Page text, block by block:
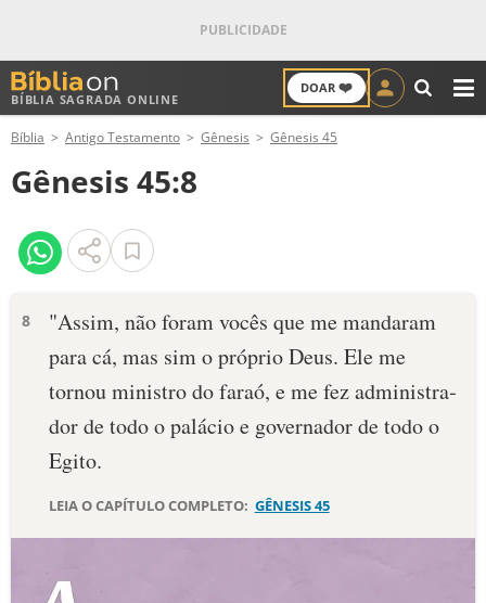
BÍBLIA SAGRADA ONLINE
DOAR ❤️
ANTIGO TESTAMENTO
NOVO TESTAMENTO
VERSÍCULOS
PALAVRA DO DIA
SALMO DO DIA
DEVOCIONAL DIÁRIO
ESTUDOS BÍBLICOS
Bíblia Antigo Testamento Gênesis Gênesis 45
Gênesis 45:8
8
"Assim, não foram vocês que me manda­ram
para cá, mas sim o próprio Deus. Ele me
tornou ministro do faraó, e me fez administra­
dor de todo o palácio e governador de todo o
Egito.
LEIA O CAPÍTULO COMPLETO: GÊNESIS 45